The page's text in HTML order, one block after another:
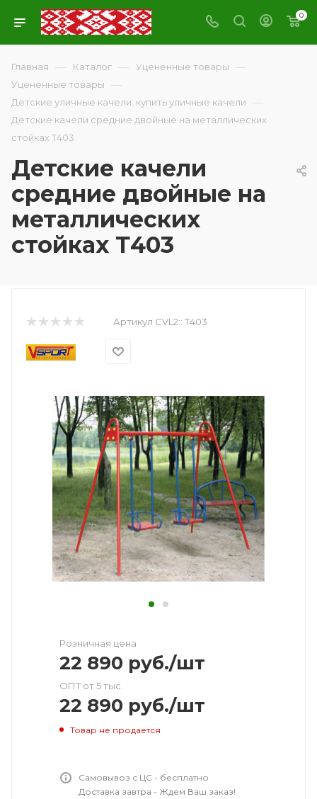
0
Главная — Каталог — Уцененные товары —
Уцененные товары —
Детские уличные качели: купить уличные качели —
Детские качели средние двойные на металлических
стойках Т403
Детские качели
средние двойные на
металлических
стойках Т403
Артикул CVL2:: Т403
Розничная цена
22 890 руб./шт
ОПТ от 5 тыс.
22 890 руб./шт
Товар не продается
Самовывоз с ЦС - бесплатно
Доставка завтра - Ждем Ваш заказ!